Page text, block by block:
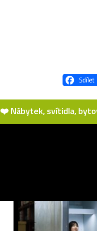
❤️ Nábytek, svítidla,